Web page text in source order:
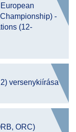
-
(12-
versenykiírása
ORC)